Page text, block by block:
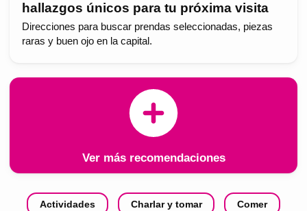
hallazgos únicos para tu próxima visita
Direcciones para buscar prendas seleccionadas, piezas
raras y buen ojo en la capital.
Ver más recomendaciones
Actividades Charlar y tomar Comer